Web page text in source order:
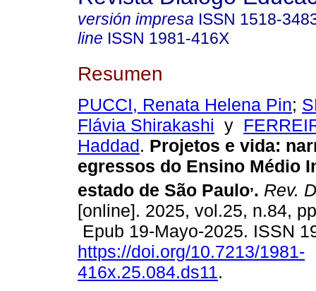
versión impresa ISSN 1518-
line ISSN 1981-416X
Resumen
PUCCI, Renata Helena Pin;
Flávia Shirakashi y
Haddad. Projetos e vida:
egressos do Ensino Médio
estado de São Paulo,. Rev.
[online]. 2025, vol.25, n.84,
Epub 19-Mayo-2025. ISSN
https://doi.org/10.7213/1981-
416x.25.084.ds11.